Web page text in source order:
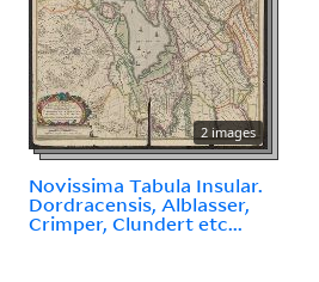
2 images
Novissima Tabula Insular.
Dordracensis, Alblasser,
Crimper, Clundert etc...